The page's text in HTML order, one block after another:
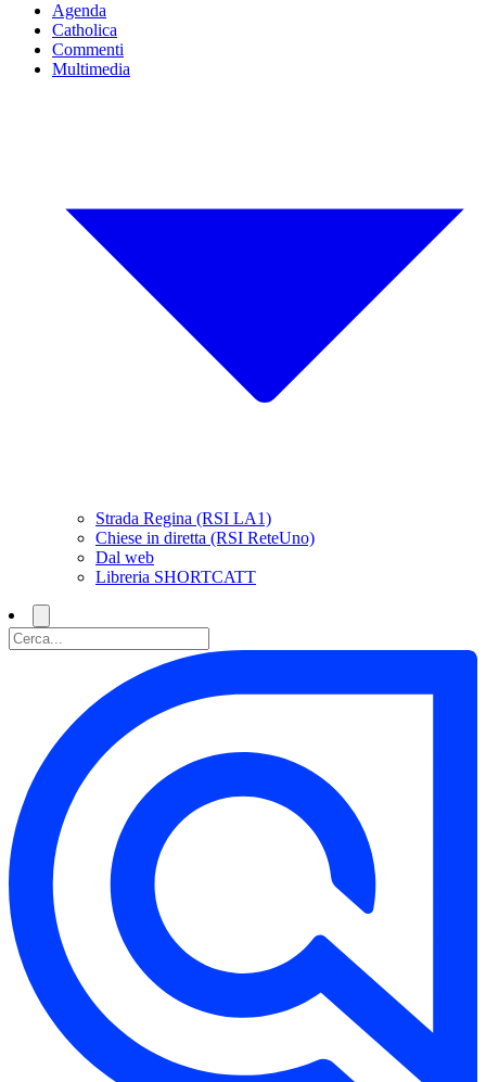
Agenda
Catholica
Commenti
Multimedia
Strada Regina (RSI LA1)
Chiese in diretta (RSI ReteUno)
Dal web
Libreria SHORTCATT